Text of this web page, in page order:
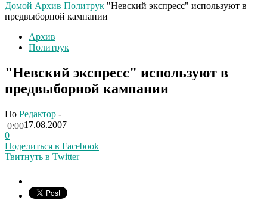
Домой Архив Политрук "Невский экспресс" используют в
предвыборной кампании
Архив
Политрук
"Невский экспресс" используют в
предвыборной кампании
По Редактор -
17.08.2007
0:00
0
Поделиться в Facebook
Твитнуть в Twitter